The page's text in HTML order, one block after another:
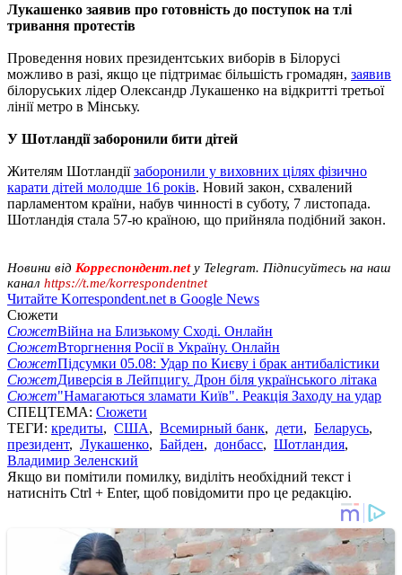
Лукашенко заявив про готовність до поступок на тлі
тривання протестів
Проведення нових президентських виборів в Білорусі
можливо в разі, якщо це підтримає більшість громадян, заявив
білоруських лідер Олександр Лукашенко на відкритті третьої
лінії метро в Мінську.
У Шотландії заборонили бити дітей
Жителям Шотландіїзаборонили у виховних цілях фізично
карати дітей молодше 16 років. Новий закон, схвалений
парламентом країни, набув чинності в суботу, 7 листопада.
Шотландія стала 57-ю країною, що прийняла подібний закон.
Новини від Корреспондент.netу Telegram. Підписуйтесь на наш
канал https://t.me/korrespondentnet
Читайте Korrespondent.net в Google News
Сюжети
СюжетВійна на Близькому Сході. Онлайн
СюжетВторгнення Росії в Україну. Онлайн
СюжетПідсумки 05.08: Удар по Києву і брак антибалістики
СюжетДиверсія в Лейпцигу. Дрон біля українського літака
Сюжет"Намагаються зламати Київ". Реакція Заходу на удар
СПЕЦТЕМА: Сюжети
ТЕГИ: кредиты, США, Всемирный банк, дети, Беларусь,
президент, Лукашенко, Байден, донбасс, Шотландия,
Владимир Зеленский
Якщо ви помітили помилку, виділіть необхідний текст і
натисніть Ctrl + Enter, щоб повідомити про це редакцію.